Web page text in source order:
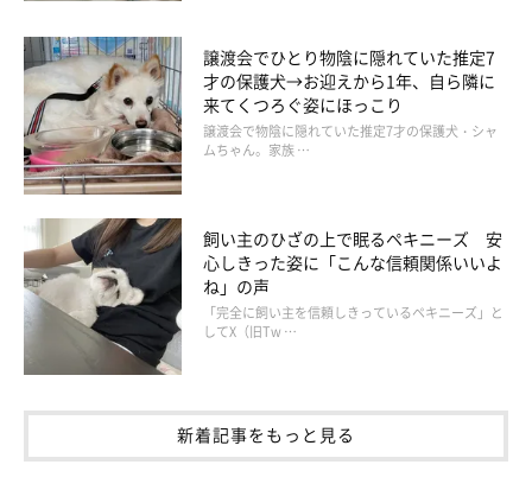
「育犬においても、頭ごなしに叱ってはダメ！」
譲渡会でひとり物陰に隠れていた推定7
才の保護犬→お迎えから1年、自ら隣に
来てくつろぐ姿にほっこり
譲渡会で物陰に隠れていた推定7才の保護犬・シャ
ムちゃん。家族 …
飼い主のひざの上で眠るペキニーズ 安
心しきった姿に「こんな信頼関係いいよ
ね」の声
「完全に飼い主を信頼しきっているペキニーズ」と
してX（旧Tw …
新着記事をもっと見る